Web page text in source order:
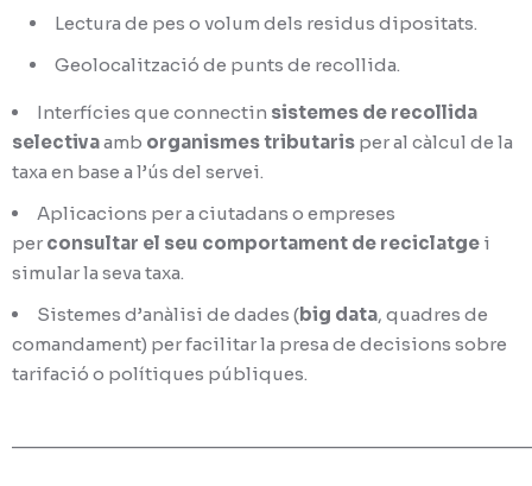
Lectura de pes o volum dels residus dipositats.
Geolocalització de punts de recollida.
Interfícies que connectin sistemes de recollida
selectivaamb organismes tributaris per al càlcul de la
taxa en base a l’ús del servei.
Aplicacions per a ciutadans o empreses
per consultar el seu comportament de reciclatge i
simular la seva taxa.
Sistemes d’anàlisi de dades (big data, quadres de
comandament) per facilitar la presa de decisions sobre
tarifació o polítiques públiques.